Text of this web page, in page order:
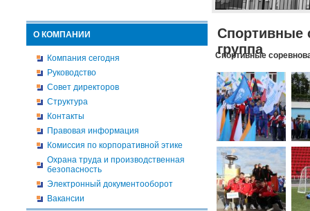
О КОМПАНИИ
Компания сегодня
Руководство
Совет директоров
Структура
Контакты
Правовая информация
Комиссия по корпоративной этике
Охрана труда и производственная
безопасность
Электронный документооборот
Вакансии
Спортивные
группа
Спортивные